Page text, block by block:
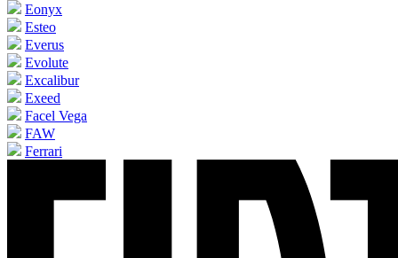
Eonyx
Esteo
Everus
Evolute
Excalibur
Exeed
Facel Vega
FAW
Ferrari